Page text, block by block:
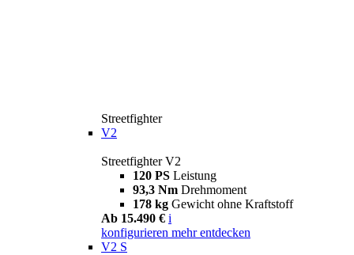
Streetfighter
V2
Streetfighter V2
120 PS Leistung
93,3 Nm Drehmoment
178 kg Gewicht ohne Kraftstoff
Ab 15.490 € i
konfigurieren mehr entdecken
V2 S